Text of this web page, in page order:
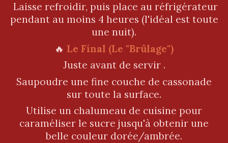
Laisse refroidir, puis place au réfrigérateur
pendant au moins 4 heures (l'idéal est toute
une nuit).
🔥 Le Final (Le "Brûlage")
Juste avant de servir .
Saupoudre une fine couche de cassonade
sur toute la surface.
Utilise un chalumeau de cuisine pour
caraméliser le sucre jusqu'à obtenir une
belle couleur dorée/ambrée.